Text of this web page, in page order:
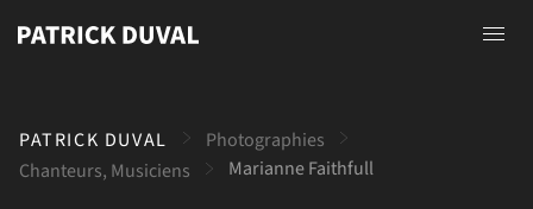
A propos
PATRICK DUVAL
Photographies
Chanteurs, Musiciens
Marianne Faithfull